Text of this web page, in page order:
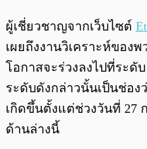
ผู้เชี่ยวชาญจากเว็บไซต์
เผยถึงงานวิเคราะห์ของ
โอกาสจะร่วงลงไปที่ระดั
ระดับดังกล่าวนั้นเป็นช่อง
เกิดขึ้นตั้งแต่ช่วงวันที่ 27
ด้านล่างนี้